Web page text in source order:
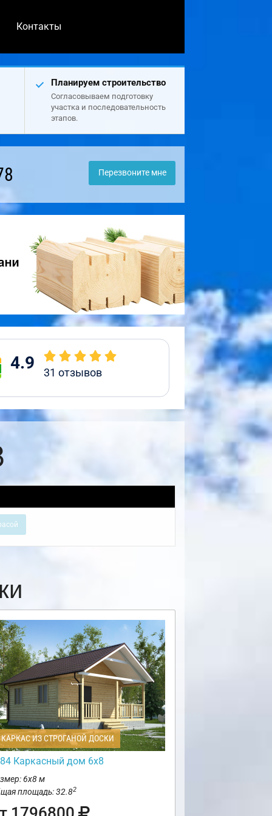
Контакты
Планируем строительство
Согласовываем подготовку
участка и последовательность
этапов.
Перезвоните мне
4.9 31 отзывов
ИЗ СТРОГАНОЙ ДОСКИ
Каркасный дом 6х8
6х8 м
площадь: 32.82